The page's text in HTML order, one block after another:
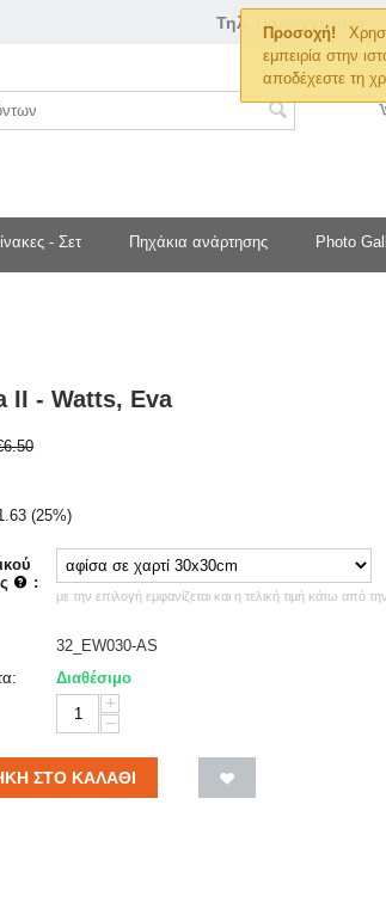
Προσοχή!
εμπειρία στην
αποδέχεστε τη
Τηλ. Παραγγελιών
- Σετ Πηχάκια ανάρτησης Photo
II - Watts, Eva
6.50
(25%)
:
με την επιλογή εμφανίζεται και η τελική τιμή κάτω από
32_EW030-AS
Διαθέσιμο
+
−
ΣΤΟ ΚΑΛΆΘΙ